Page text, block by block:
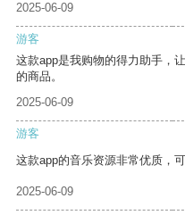
2025-06-09
游客
这款app是我购物的得力助手，
的商品。
2025-06-09
游客
这款app的音乐资源非常优质，
2025-06-09